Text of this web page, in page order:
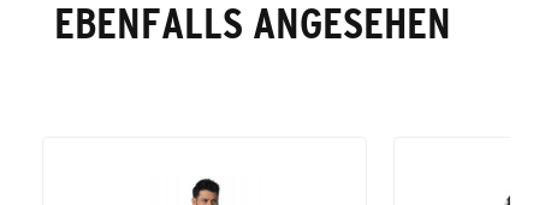
EBENFALLS ANGESEHEN